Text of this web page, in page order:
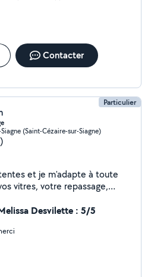
Contacter
Particulier
(Saint-Cézaire-sur-Siagne)
et je m'adapte à toute
vitres, votre repassage,
Desvilette : 5/5